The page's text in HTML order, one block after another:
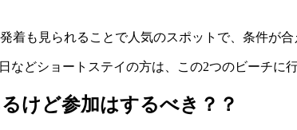
着も見られることで人気のスポットで、条件が
などショートステイの方は、この2つのビーチ
けど参加はするべき？？